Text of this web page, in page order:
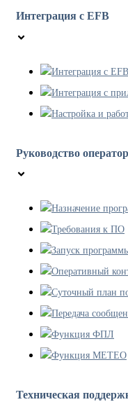
Интеграция с EFB
Интеграция с EFB
Интеграция с
Настройка и
Руководство
Назначение
Требования к ПО
Запуск
Оперативный
Суточный план
Передача
Функция ФПЛ
Функция МЕТЕО
Техническая